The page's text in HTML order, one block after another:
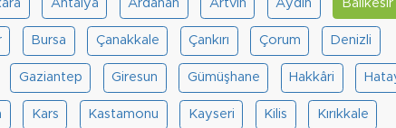
Antalya Ardahan Artvin Aydın Balıkesir
Bursa Çanakkale Çankırı Çorum Denizli
Gaziantep Giresun Gümüşhane Hakkâri
Kars Kastamonu Kayseri Kilis Kırıkkale